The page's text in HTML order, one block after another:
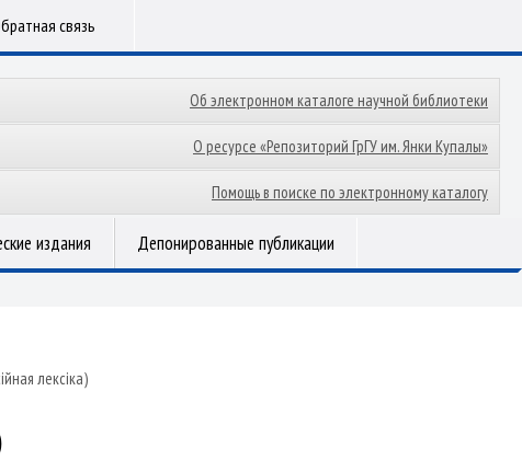
связь
Об электронном каталоге научной библиотеки
О ресурсе «Репозиторий ГрГУ им. Янки Купалы»
Помощь в поиске по электронному каталогу
издания Депонированные публикации
лексіка)